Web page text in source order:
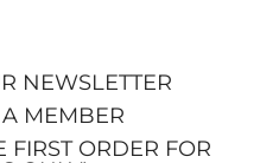
NEWSLETTER
MEMBER
FIRST ORDER FOR